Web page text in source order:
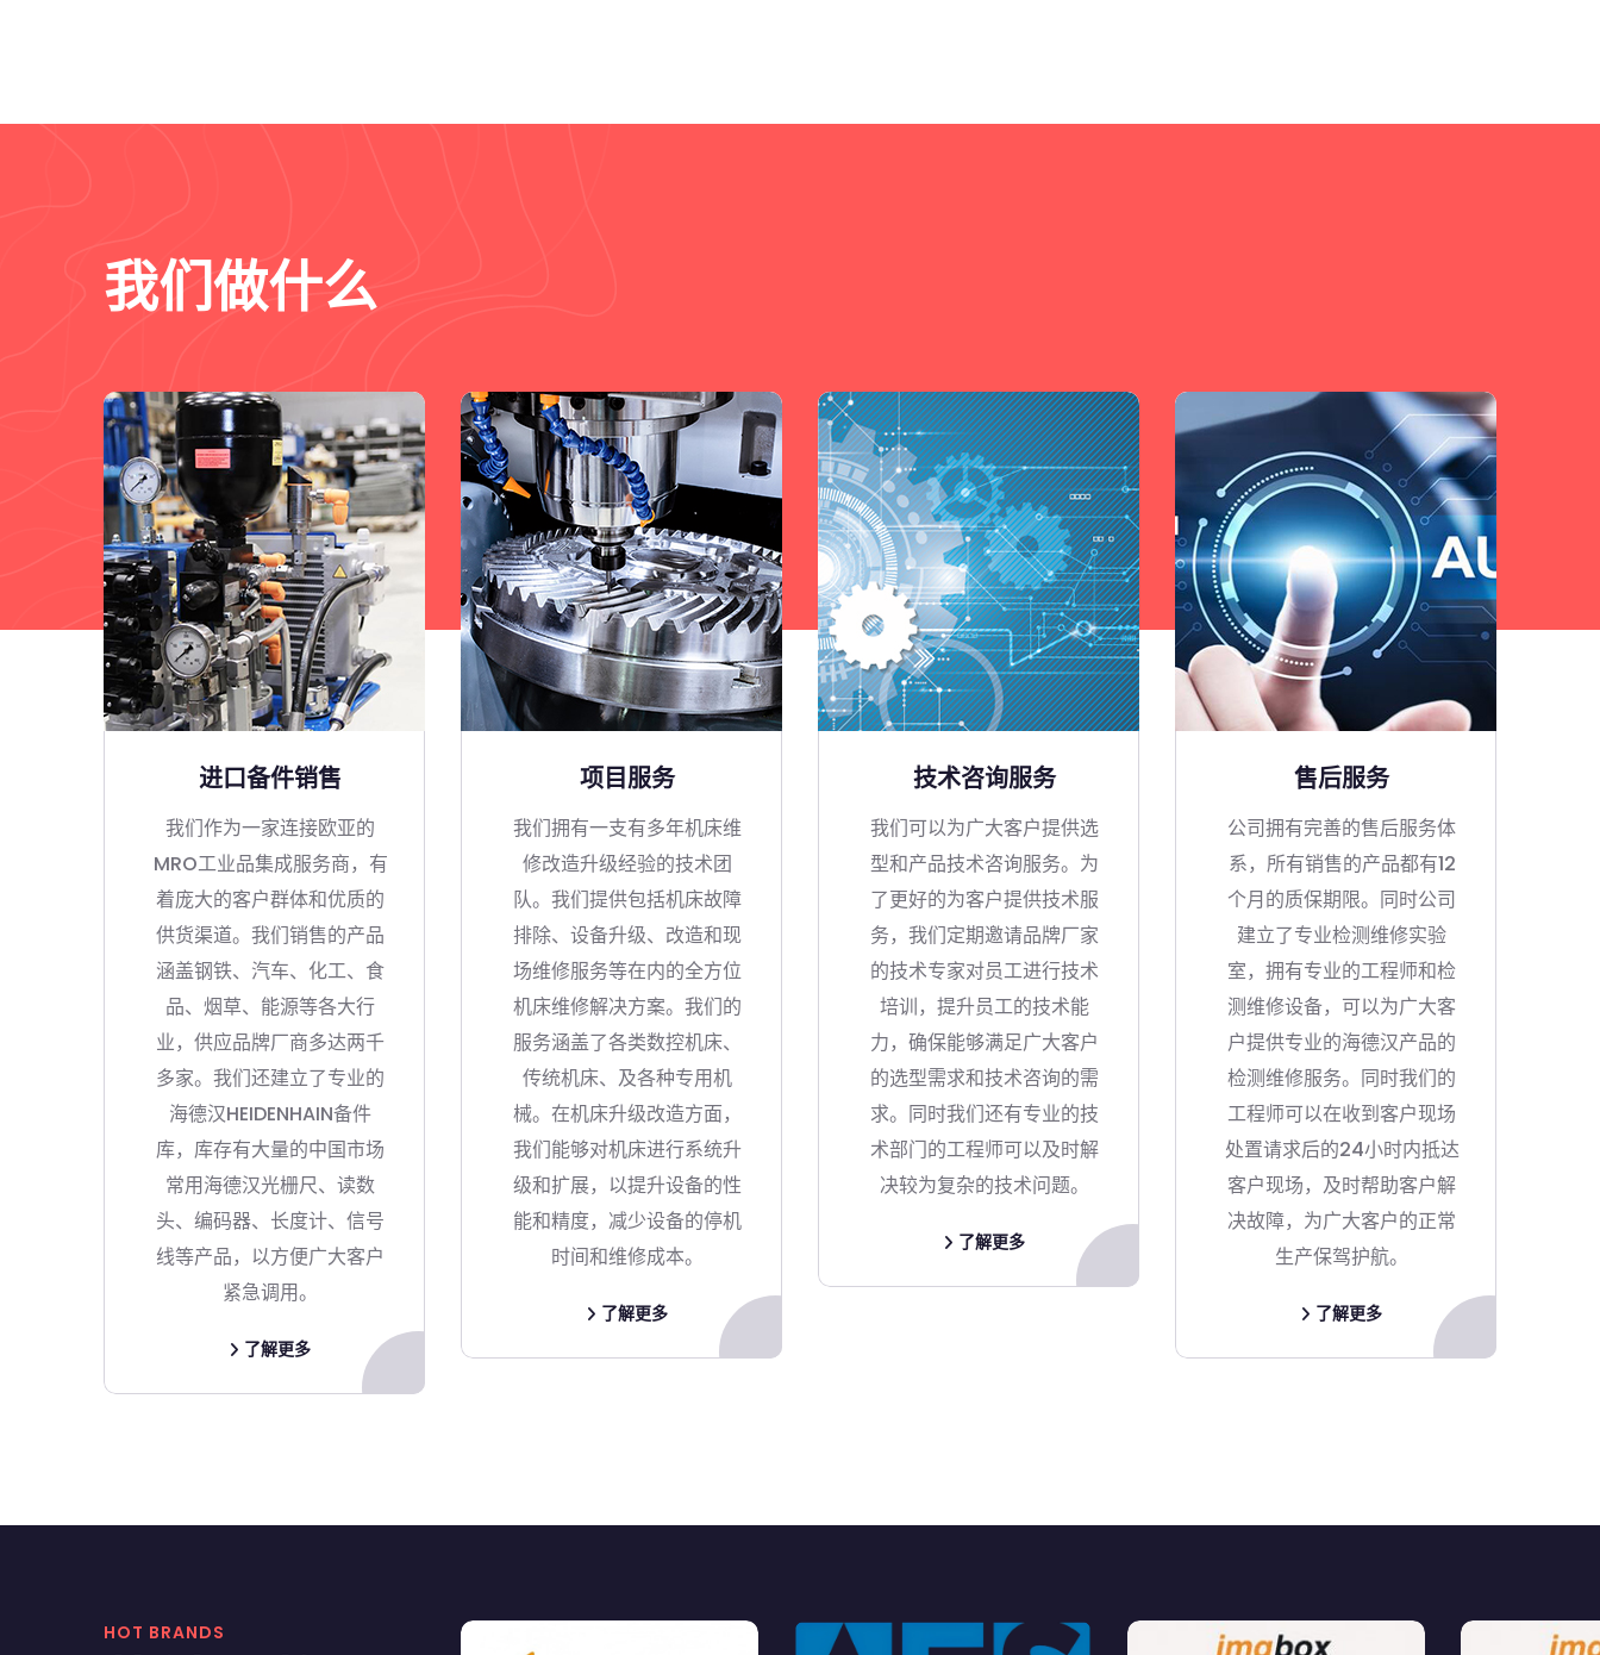
我们做什么
进口备件销售
我们作为一家连接欧亚的
MRO工业品集成服务商，有
着庞大的客户群体和优质的
供货渠道。我们销售的产品
涵盖钢铁、汽车、化工、食
品、烟草、能源等各大行
业，供应品牌厂商多达两千
多家。我们还建立了专业的
海德汉HEIDENHAIN备件
库，库存有大量的中国市场
常用海德汉光栅尺、读数
头、编码器、长度计、信号
线等产品，以方便广大客户
紧急调用。
了解更多
项目服务
我们拥有一支有多年机床维
修改造升级经验的技术团
队。我们提供包括机床故障
排除、设备升级、改造和现
场维修服务等在内的全方位
机床维修解决方案。我们的
服务涵盖了各类数控机床、
传统机床、及各种专用机
械。在机床升级改造方面，
我们能够对机床进行系统升
级和扩展，以提升设备的性
能和精度，减少设备的停机
时间和维修成本。
了解更多
技术咨询服务
我们可以为广大客户提供选
型和产品技术咨询服务。为
了更好的为客户提供技术服
务，我们定期邀请品牌厂家
的技术专家对员工进行技术
培训，提升员工的技术能
力，确保能够满足广大客户
的选型需求和技术咨询的需
求。同时我们还有专业的技
术部门的工程师可以及时解
决较为复杂的技术问题。
了解更多
售后服务
公司拥有完善的售后服务体
系，所有销售的产品都有12
个月的质保期限。同时公司
建立了专业检测维修实验
室，拥有专业的工程师和检
测维修设备，可以为广大客
户提供专业的海德汉产品的
检测维修服务。同时我们的
工程师可以在收到客户现场
处置请求后的24小时内抵达
客户现场，及时帮助客户解
决故障，为广大客户的正常
生产保驾护航。
了解更多
HOT BRANDS